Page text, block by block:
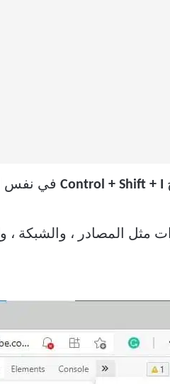
في نفس
مثل المصادر ، والشبكة ،